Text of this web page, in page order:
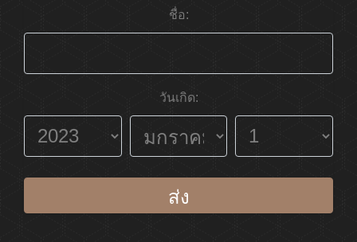
ชื่อ:
วันเกิด:
ส่ง